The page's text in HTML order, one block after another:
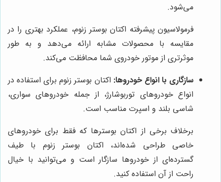
می‌شود.
فرمولاسیون پیشرفته اکتان بوستر زنوم، عملکرد بهتری را در
مقایسه با محصولات مشابه ارائه می‌دهد و به طور
موثرتری از موتور خودروی شما محافظت می‌کند.
سازگاری با انواع خودروها: اکتان بوستر زنوم برای استفاده در
انواع خودروهای توربوشارژ، از جمله خودروهای سواری،
شاسی بلند و اسپرت مناسب است.
برخلاف برخی از اکتان بوسترها که فقط برای خودروهای
خاصی طراحی شده‌اند، اکتان بوستر زنوم با طیف
گسترده‌ای از خودروها سازگار است و می‌توانید با خیال
راحت از آن استفاده کنید.